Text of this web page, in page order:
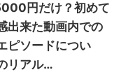
円だけ？初めて
出来た動画内での
ピソードについ
リアル…